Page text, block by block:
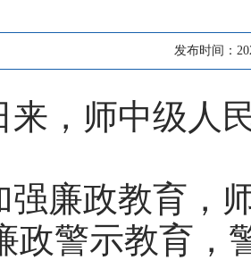
发布时间：
来，师中级人
强廉政教育，
政警示教育，